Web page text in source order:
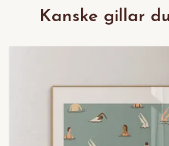
Kanske gillar